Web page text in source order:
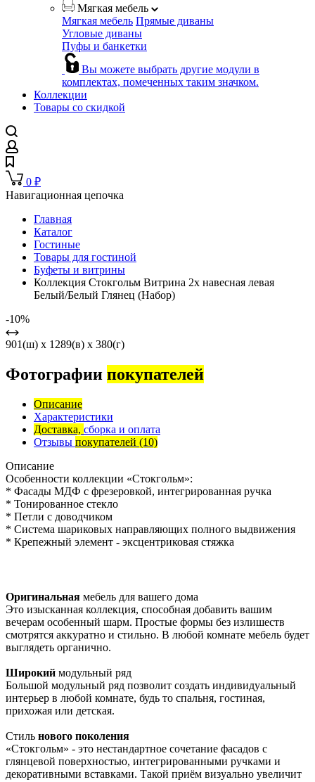
Мягкая мебель
Мягкая мебель Прямые диваны
Угловые диваны
Пуфы и банкетки
Вы можете выбрать другие модули в
комплектах, помеченных таким значком.
Коллекции
Товары со скидкой
0 ₽
Навигационная цепочка
Главная
Каталог
Гостиные
Товары для гостиной
Буфеты и витрины
Коллекция Стокгольм Витрина 2х навесная левая
Белый/Белый Глянец (Набор)
-10%
901(ш) x 1289(в) x 380(г)
Фотографии покупателей
Описание
Характеристики
Доставка, сборка и оплата
Отзывы покупателей (10)
Описание
Особенности коллекции «Стокгольм»:
* Фасады МДФ с фрезеровкой, интегрированная ручка
* Тонированное стекло
* Петли с доводчиком
* Система шариковых направляющих полного выдвижения
* Крепежный элемент - эксцентриковая стяжка
Оригинальная мебель для вашего дома
Это изысканная коллекция, способная добавить вашим
вечерам особенный шарм. Простые формы без излишеств
смотрятся аккуратно и стильно. В любой комнате мебель будет
выглядеть органично.
Широкий модульный ряд
Большой модульный ряд позволит создать индивидуальный
интерьер в любой комнате, будь то спальня, гостиная,
прихожая или детская.
Стиль нового поколения
«Стокгольм» - это нестандартное сочетание фасадов с
глянцевой поверхностью, интегрированными ручками и
декоративными вставками. Такой приём визуально увеличит